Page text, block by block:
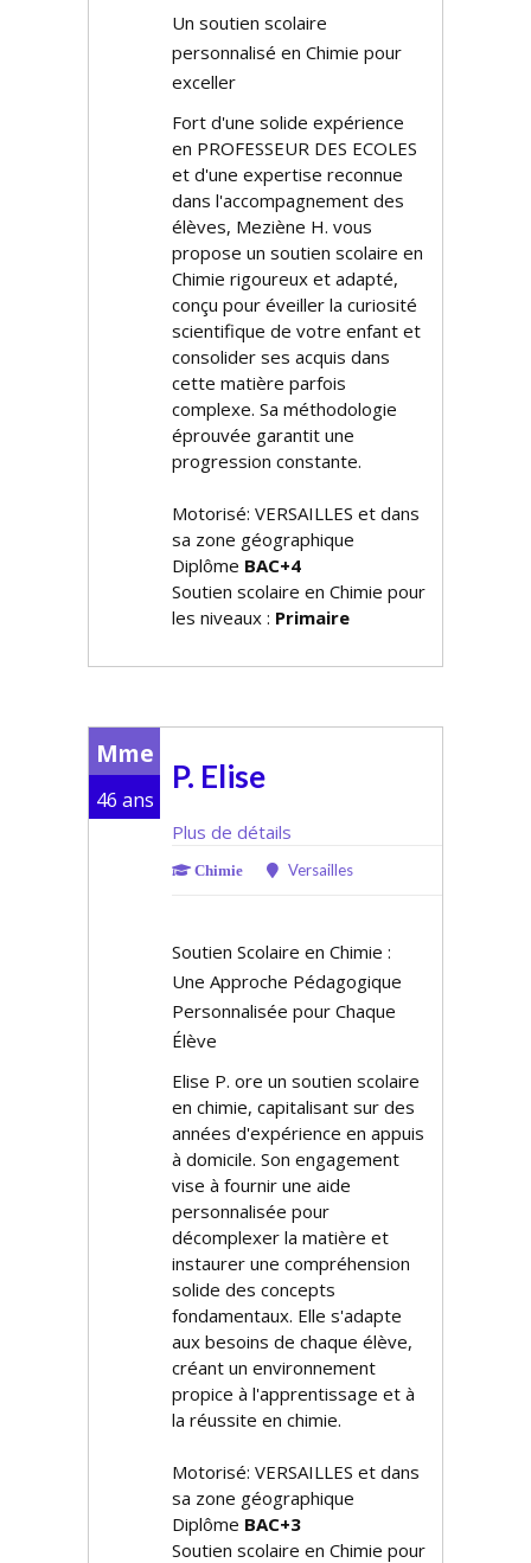
Un soutien scolaire
personnalisé en Chimie pour
exceller
Fort d'une solide expérience
en PROFESSEUR DES ECOLES
et d'une expertise reconnue
dans l'accompagnement des
élèves, Meziène H. vous
propose un soutien scolaire en
Chimie rigoureux et adapté,
conçu pour éveiller la curiosité
scientifique de votre enfant et
consolider ses acquis dans
cette matière parfois
complexe. Sa méthodologie
éprouvée garantit une
progression constante.
Motorisé: VERSAILLES et dans
sa zone géographique
Diplôme BAC+4
Soutien scolaire en Chimie pour
les niveaux : Primaire
Mme
46 ans
P. Elise
Plus de détails
Chimie Versailles
Soutien Scolaire en Chimie :
Une Approche Pédagogique
Personnalisée pour Chaque
Élève
Elise P. offre un soutien scolaire
en chimie, capitalisant sur des
années d'expérience en appuis
à domicile. Son engagement
vise à fournir une aide
personnalisée pour
décomplexer la matière et
instaurer une compréhension
solide des concepts
fondamentaux. Elle s'adapte
aux besoins de chaque élève,
créant un environnement
propice à l'apprentissage et à
la réussite en chimie.
Motorisé: VERSAILLES et dans
sa zone géographique
Diplôme BAC+3
Soutien scolaire en Chimie pour